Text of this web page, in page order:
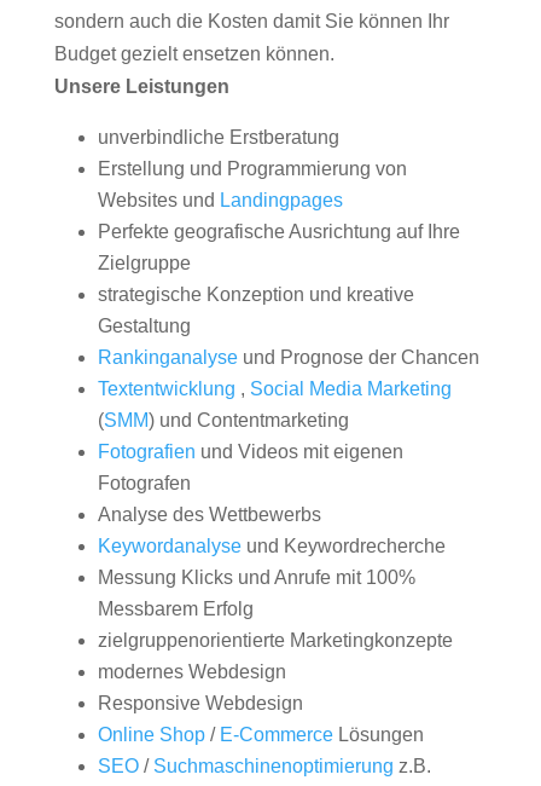
sondern auch die Kosten damit Sie können Ihr
Budget gezielt ensetzen können.
Unsere Leistungen
unverbindliche Erstberatung
Erstellung und Programmierung von
Websites und Landingpages
Perfekte geografische Ausrichtung auf Ihre
Zielgruppe
strategische Konzeption und kreative
Gestaltung
Rankinganalyseund Prognose der Chancen
Textentwicklung , Social Media Marketing
(SMM) und Contentmarketing
Fotografien und Videos mit eigenen
Fotografen
Analyse des Wettbewerbs
Keywordanalyseund Keywordrecherche
Messung Klicks und Anrufe mit 100%
Messbarem Erfolg
zielgruppenorientierte Marketingkonzepte
modernes Webdesign
Responsive Webdesign
Online Shop/ E-CommerceLösungen
SEO/ Suchmaschinenoptimierung z.B.